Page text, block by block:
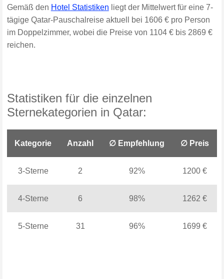
Gemäß den Hotel Statistiken liegt der Mittelwert für eine 7-
tägige Qatar-Pauschalreise aktuell bei 1606 € pro Person
im Doppelzimmer, wobei die Preise von 1104 € bis 2869 €
reichen.
Statistiken für die einzelnen
Sternekategorien in Qatar:
Kategorie Anzahl ∅ Empfehlung ∅ Preis
3-Sterne 2 92% 1200 €
4-Sterne 6 98% 1262 €
5-Sterne 31 96% 1699 €